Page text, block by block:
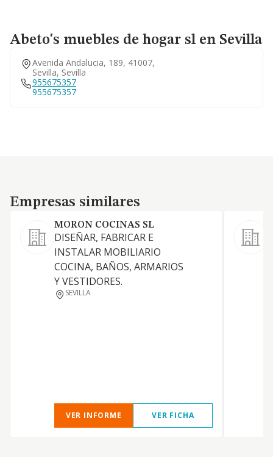
Abeto's muebles de hogar sl en Sevilla
Avenida Andalucia, 189, 41007,
Sevilla, Sevilla
955675357
955675357
Empresas similares
Empresas similares
MORON COCINAS SL
DISEÑAR, FABRICAR E
INSTALAR MOBILIARIO
COCINA, BAÑOS, ARMARIOS
Y VESTIDORES.
SEVILLA
VER INFORME VER FICHA